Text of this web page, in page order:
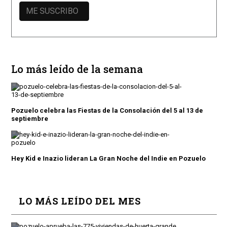
Lo más leído de la semana
Pozuelo celebra las Fiestas de la Consolación del 5 al 13 de
septiembre
Hey Kid e Inazio lideran La Gran Noche del Indie en Pozuelo
LO MÁS LEÍDO DEL MES